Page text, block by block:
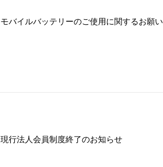
モバイルバッテリーのご使用に関するお願い
現行法人会員制度終了のお知らせ